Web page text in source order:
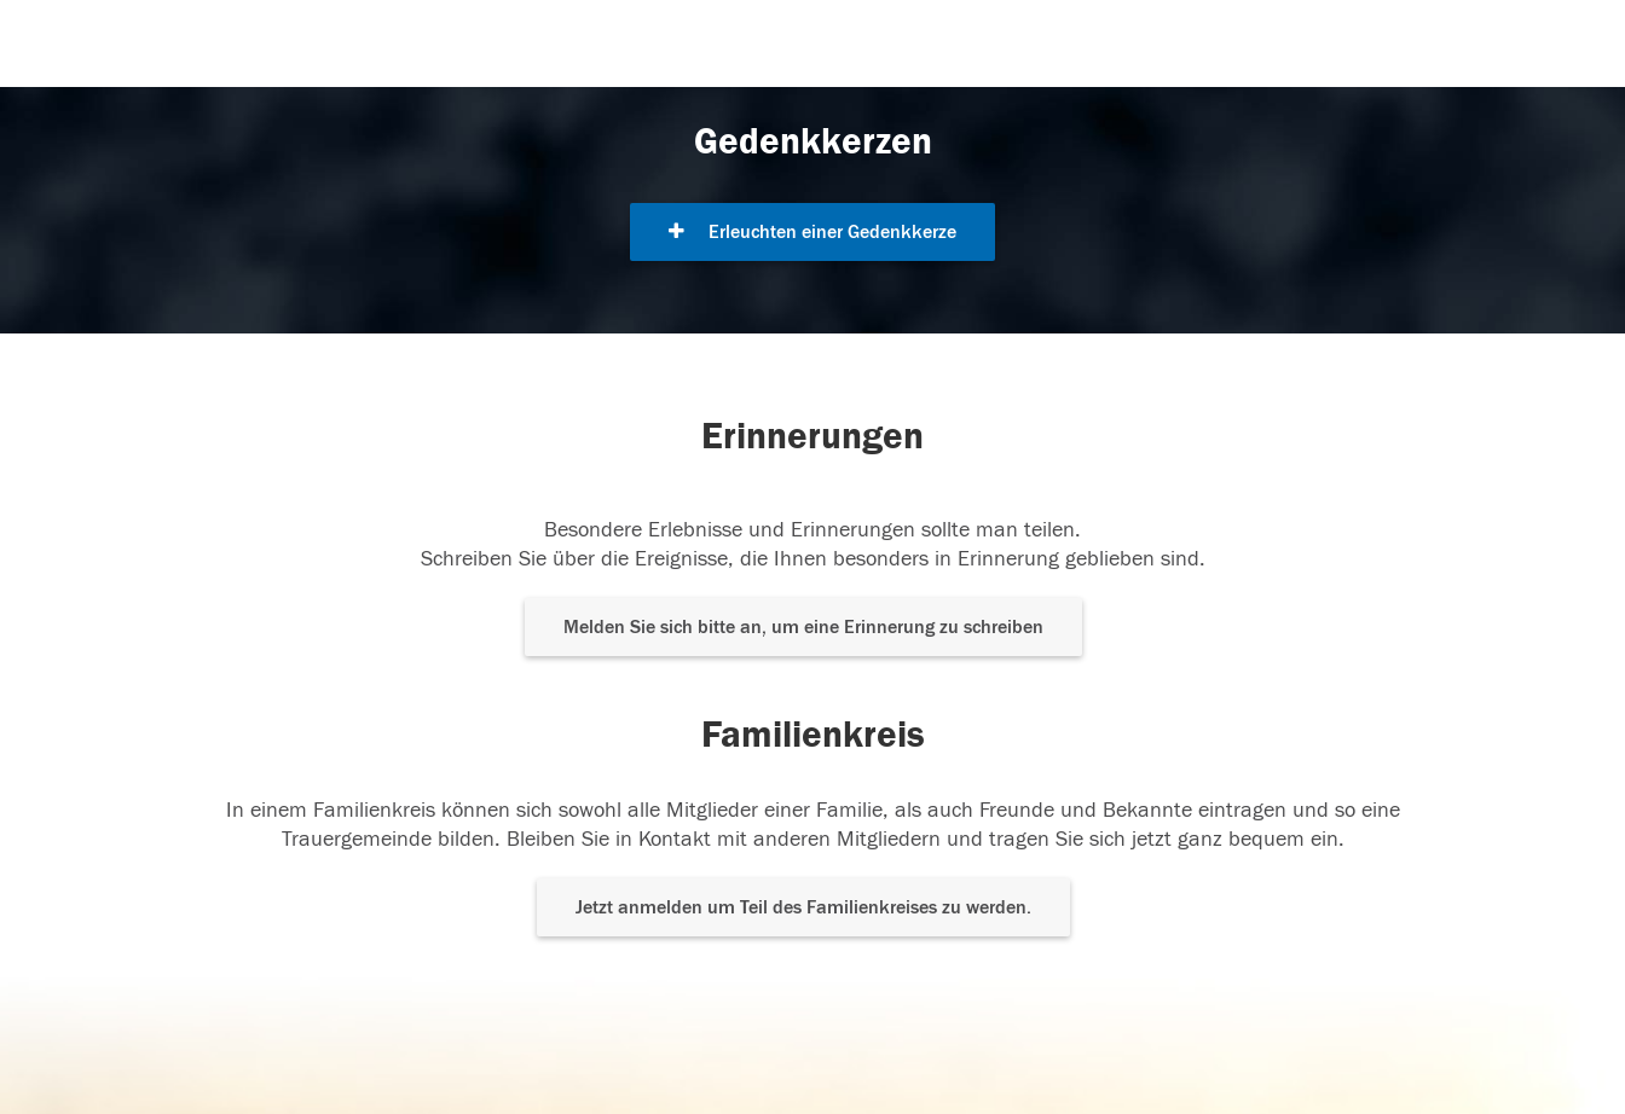
Gedenkkerzen
Erleuchten einer Gedenkkerze
Erinnerungen
Besondere Erlebnisse und Erinnerungen sollte man teilen.
Schreiben Sie über die Ereignisse, die Ihnen besonders in Erinnerung geblieben sind.
Melden Sie sich bitte an, um eine Erinnerung zu schreiben
Familienkreis
In einem Familienkreis können sich sowohl alle Mitglieder einer Familie, als auch Freunde und Bekannte eintragen und so eine
Trauergemeinde bilden. Bleiben Sie in Kontakt mit anderen Mitgliedern und tragen Sie sich jetzt ganz bequem ein.
Jetzt anmelden um Teil des Familienkreises zu werden.